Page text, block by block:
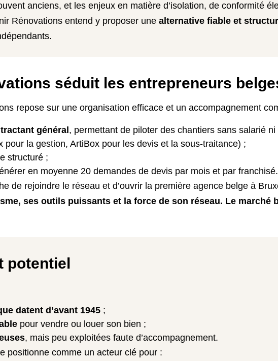
anciens, et les enjeux en matière d’isolation, de conformité
Rénovations entend y proposer une alternative fiable et
séduit les entrepreneurs
repose sur une organisation efficace et un accompagnement
général , permettant de piloter des chantiers sans salarié
pour la gestion, ArtiBox pour les devis et la sous-traitance) ;
structuré ;
en moyenne 20 demandes de devis par mois et par franchisé.
de rejoindre le réseau et d’ouvrir la première agence belge à
ses outils puissants et la force de son réseau. Le marché
potentiel
datent d’avant 1945 ;
pour vendre ou louer son bien ;
, mais peu exploitées faute d’accompagnement.
positionne comme un acteur clé pour :